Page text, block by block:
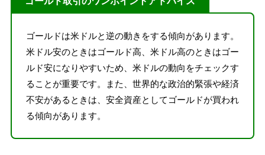
ゴールドは米ドルと逆の動きをする傾向があります。
米ドル安のときはゴールド高、米ドル高のときはゴー
ルド安になりやすいため、米ドルの動向をチェックす
ることが重要です。また、世界的な政治的緊張や経済
不安があるときは、安全資産としてゴールドが買われ
る傾向があります。